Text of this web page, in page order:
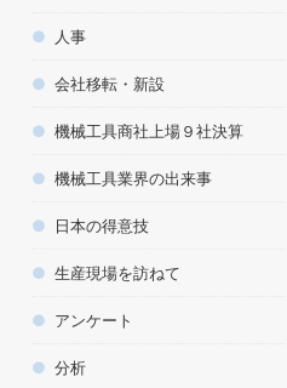
人事
会社移転・新設
機械工具商社上場９社決算
機械工具業界の出来事
日本の得意技
生産現場を訪ねて
アンケート
分析